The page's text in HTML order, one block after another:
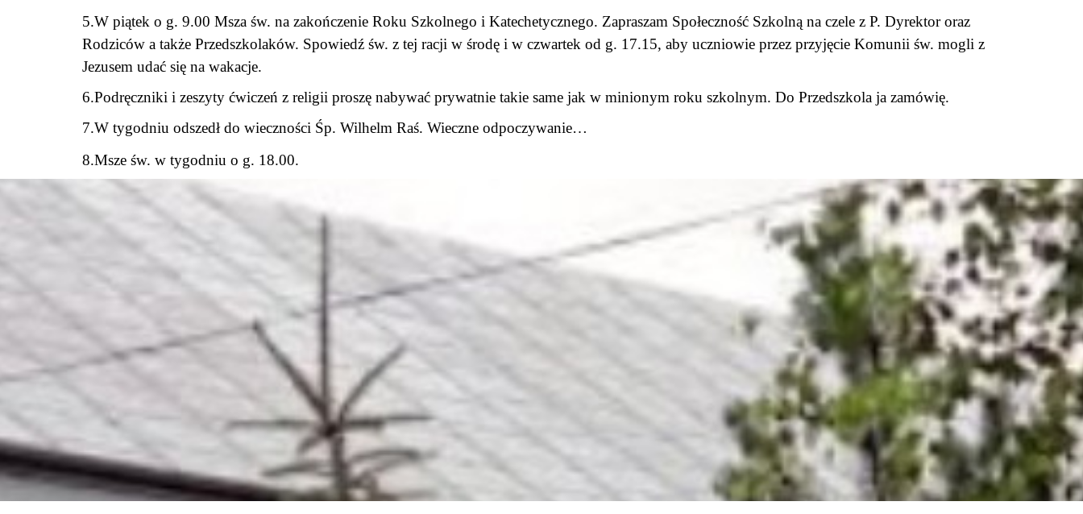
5.W piątek o g. 9.00 Msza św. na zakończenie Roku Szkolnego i Katechetycznego. Zapraszam Społeczność Szkolną na czele z P. Dyrektor oraz
Rodziców a także Przedszkolaków. Spowiedź św. z tej racji w środę i w czwartek od g. 17.15, aby uczniowie przez przyjęcie Komunii św. mogli z
Jezusem udać się na wakacje.
6.Podręczniki i zeszyty ćwiczeń z religii proszę nabywać prywatnie takie same jak w minionym roku szkolnym. Do Przedszkola ja zamówię.
7.W tygodniu odszedł do wieczności Śp. Wilhelm Raś. Wieczne odpoczywanie…
8.Msze św. w tygodniu o g. 18.00.